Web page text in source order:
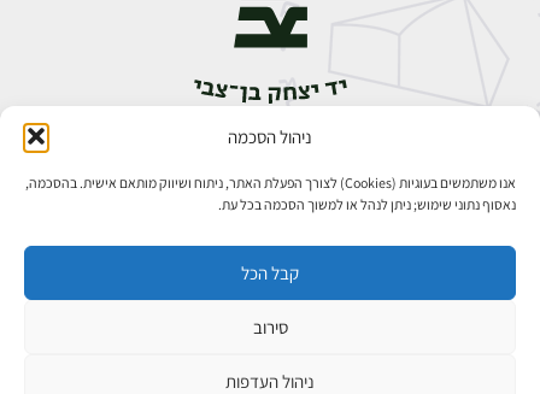
ניהול הסכמה
אנו משתמשים בעוגיות (Cookies) לצורך הפעלת האתר, ניתוח ושיווק מותאם אישית. בהסכמה,
נאסוף נתוני שימוש; ניתן לנהל או למשוך הסכמה בכל עת.
קבל הכל
סירוב
ניהול העדפות
אבן גבירול 14, רחביה, ירושלים
פיתוח אתרים